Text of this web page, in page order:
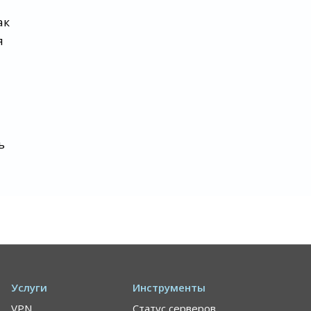
Услуги
VPN
Инструменты
Статус серверов